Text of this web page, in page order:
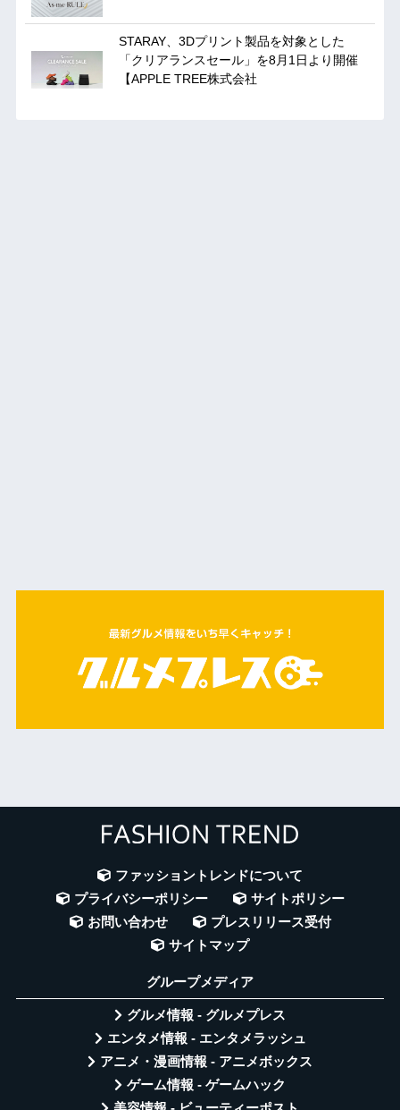
STARAY、3Dプリント製品を対象とした
「クリアランスセール」を8月1日より開催
【APPLE TREE株式会社
ファッショントレンドについて
プライバシーポリシー
サイトポリシー
お問い合わせ
プレスリリース受付
サイトマップ
グループメディア
グルメ情報 - グルメプレス
エンタメ情報 - エンタメラッシュ
アニメ・漫画情報 - アニメボックス
ゲーム情報 - ゲームハック